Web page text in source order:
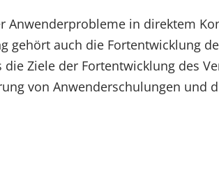
Anwenderprobleme in direktem
gehört auch die Fortentwicklung
Ziele der Fortentwicklung des
von Anwenderschulungen